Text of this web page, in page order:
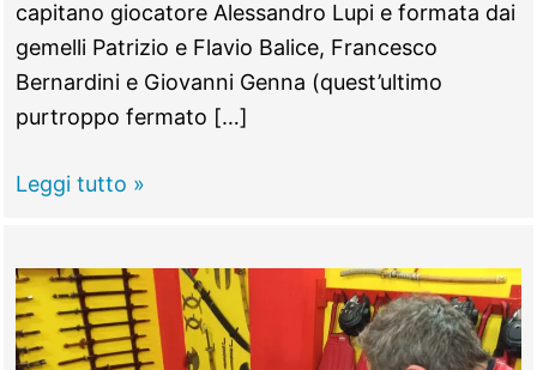
capitano giocatore Alessandro Lupi e formata dai
gemelli Patrizio e Flavio Balice, Francesco
Bernardini e Giovanni Genna (quest’ultimo
purtroppo fermato […]
“Guerin
Nuova
trionfa
a
Leggi tutto »